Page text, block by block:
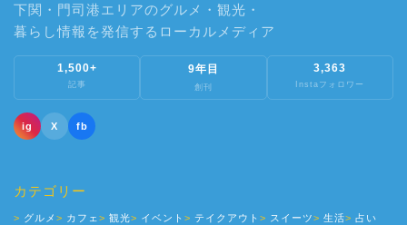
下関・門司港エリアのグルメ・観光・
暮らし情報を発信するローカルメディア
1,500+
記事
9年目
創刊
3,363
Instaフォロワー
ig X fb
カテゴリー
グルメ カフェ 観光 イベント テイクアウト スイーツ 生活 占い